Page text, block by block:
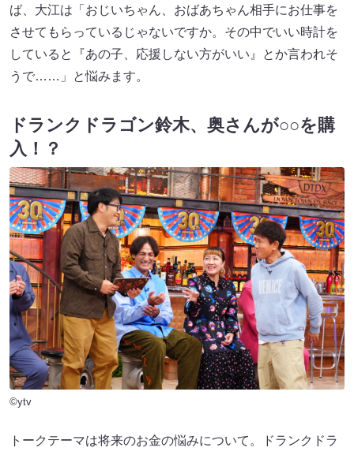
ば、大江は「おじいちゃん、おばあちゃん相手にお仕事を
させてもらっているじゃないですか。その中でいい時計を
していると『あの子、応援しない方がいい』とか言われそ
うで……」と悩みます。
ドランクドラゴン鈴木、奥さんが○○を購
入！？
©ytv
トークテーマは将来のお金の悩みについて。ドランクドラ